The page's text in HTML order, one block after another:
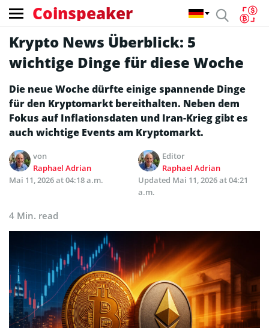
Coinspeaker
Krypto News Überblick: 5
wichtige Dinge für diese Woche
Die neue Woche dürfte einige spannende Dinge
für den Kryptomarkt bereithalten. Neben dem
Fokus auf Inflationsdaten und Iran-Krieg gibt es
auch wichtige Events am Kryptomarkt.
von
Raphael Adrian
Editor
Raphael Adrian
Mai 11, 2026 at 04:18 a.m.
Updated Mai 11, 2026 at 04:21
a.m.
4 Min. read